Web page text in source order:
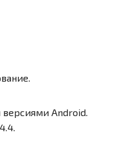
версиями Android.